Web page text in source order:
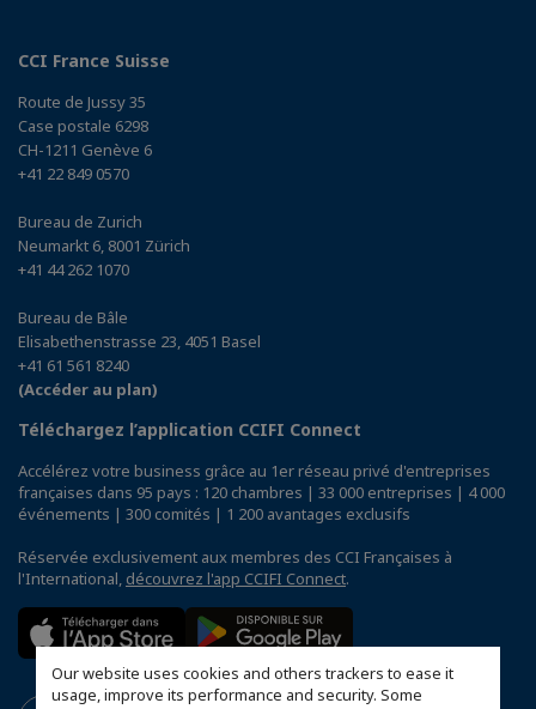
Our website uses cookies and others trackers to ease it
usage, improve its performance and security. Some
CCI France Suisse
Route de Jussy 35
Case postale 6298
CH-1211 Genève 6
+41 22 849 0570
Bureau de Zurich
Neumarkt 6, 8001 Zürich
+41 44 262 1070
Bureau de Bâle
Elisabethenstrasse 23, 4051 Basel
+41 61 561 8240
(Accéder au plan)
Téléchargez l’application CCIFI Connect
Accélérez votre business grâce au 1er réseau privé d'entreprises
françaises dans 95 pays : 120 chambres | 33 000 entreprises | 4 000
événements | 300 comités | 1 200 avantages exclusifs
Réservée exclusivement aux membres des CCI Françaises à
l'International, découvrez l'app CCIFI Connect.